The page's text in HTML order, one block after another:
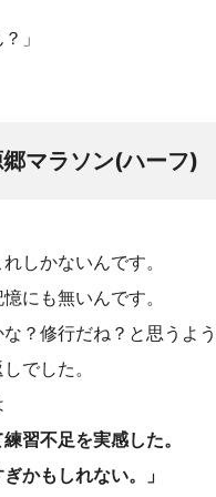
」
マラソン(ハーフ)
しかないんです。
にも無いんです。
？修行だね？と思うよ
でした。
習不足を実感した。
かもしれない。」